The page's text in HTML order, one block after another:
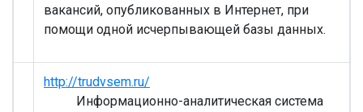
вакансий, опубликованных в Интернет, при
помощи одной исчерпывающей базы данных.
http://trudvsem.ru/
Информационно-аналитическая система